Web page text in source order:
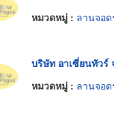
หมวดหมู่ : ลานจอด
บริษัท อาเซี่ยนทัวร์
หมวดหมู่ : ลานจอด